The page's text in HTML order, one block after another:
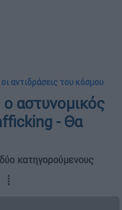
αντιδράσεις του κόσμου
αστυνομικός
- Θα
κατηγορούμενους
┋